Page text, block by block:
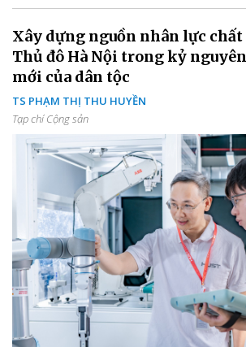
Xây dựng nguồn nhân lực chất
Thủ đô Hà Nội trong kỷ nguyên phát triển
mới của dân tộc
TS PHẠM THỊ THU HUYỀN
Tạp chí Cộng sản